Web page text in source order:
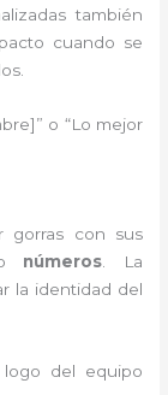
también
cuando se
o “Lo mejor
gorras con sus
números . La
la identidad del
del equipo